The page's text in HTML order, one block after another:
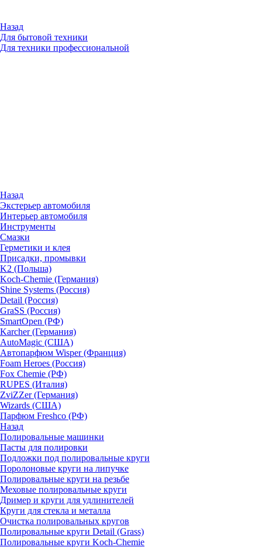
Назад
Для бытовой техники
Для техники профессиональной
Назад
Экстерьер автомобиля
Интерьер автомобиля
Инструменты
Смазки
Герметики и клея
Присадки, промывки
K2 (Польша)
Koch-Chemie (Германия)
Shine Systems (Россия)
Detail (Россия)
GraSS (Россия)
SmartOpen (РФ)
Karcher (Германия)
AutoMagic (США)
Автопарфюм Wisper (Франция)
Foam Heroes (Россия)
Fox Chemie (РФ)
RUPES (Италия)
ZviZZer (Германия)
Wizards (США)
Парфюм Freshco (РФ)
Назад
Полировальные машинки
Пасты для полировки
Подложки под полировальные круги
Поролоновые круги на липучке
Полировальные круги на резьбе
Меховые полировальные круги
Дример и круги для удлинителей
Круги для стекла и металла
Очистка полировальных кругов
Полировальные круги Detail (Grass)
Полировальные круги Koch-Chemie